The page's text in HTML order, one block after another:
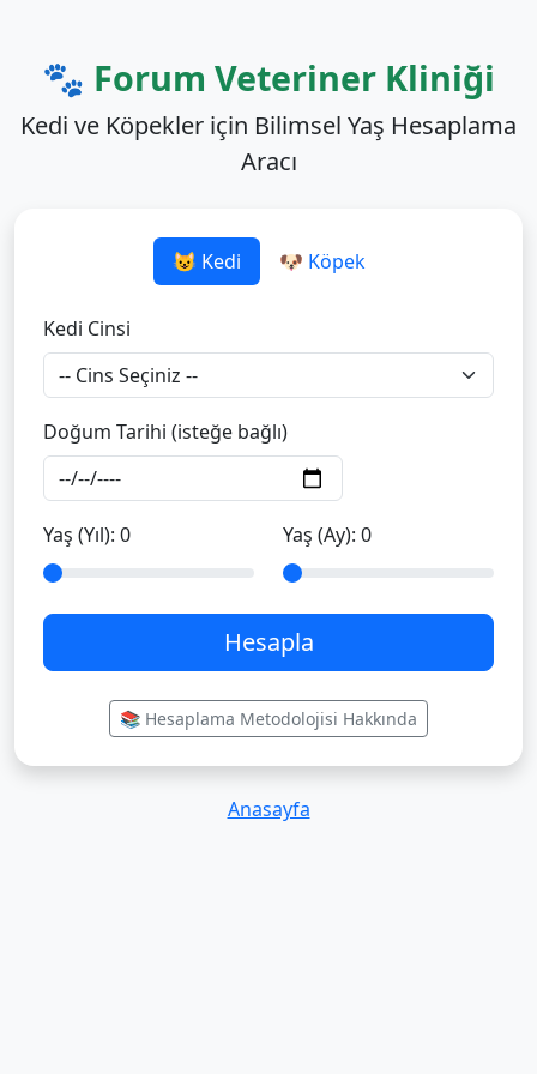
🐾 Forum Veteriner Kliniği
Kedi ve Köpekler için Bilimsel Yaş Hesaplama
Aracı
😺 Kedi 🐶 Köpek
Kedi Cinsi
Doğum Tarihi (isteğe bağlı)
Yaş (Yıl): 0 Yaş (Ay): 0
Hesapla
📚 Hesaplama Metodolojisi Hakkında
Anasayfa